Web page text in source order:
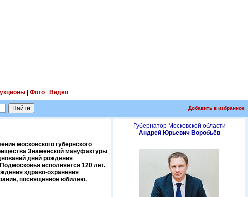
| Фото| Видео
Добавить в избранное
московского губернского
Знаменской мануфактуры
дней рождения
исполняется 120 лет.
здраво-охранения
посвященное юбилею.
Губернатор Московской области
Андрей Юрьевич Воробьёв